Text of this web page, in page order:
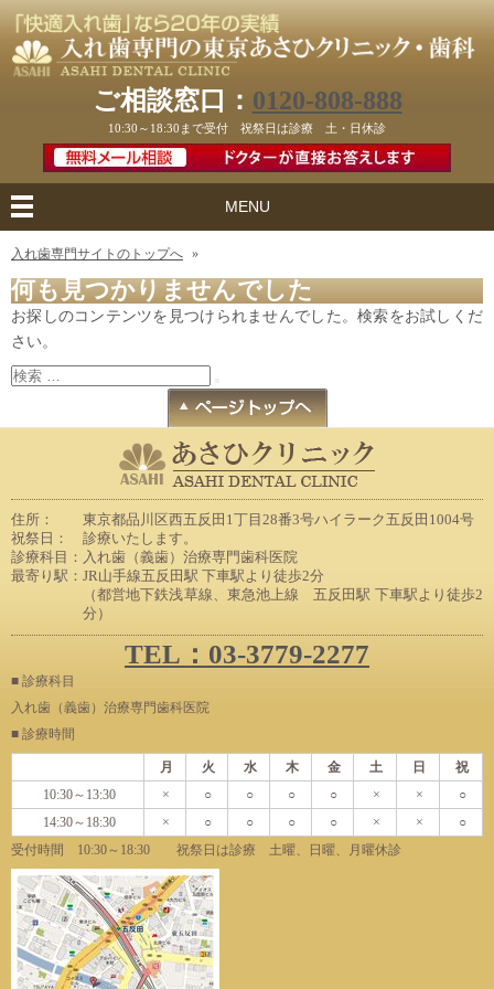
ご相談窓口： 0120-808-888
10:30～18:30まで受付 祝祭日は診療 土・日休診
MENU
入れ歯専門サイトのトップへ »
何も見つかりませんでした
お探しのコンテンツを見つけられませんでした。検索をお試しくだ
さい。
検
検
索
住所：
東京都品川区西五反田1丁目28番3号ハイラーク五反田1004号
祝祭日：
診療いたします。
診療科目： 入れ歯（義歯）治療専門歯科医院
最寄り駅： JR山手線五反田駅 下車駅より徒歩2分
（都営地下鉄浅草線、東急池上線 五反田駅 下車駅より徒歩2
分）
TEL：03-3779-2277
■ 診療科目
入れ歯（義歯）治療専門歯科医院
■ 診療時間
月 火 水 木 金 土 日
祝
10:30～13:30
× ○ ○ ○ ○ × ×
○
14:30～18:30
× ○ ○ ○ ○ × ×
○
受付時間 10:30～18:30 祝祭日は診療 土曜、日曜、月曜休診